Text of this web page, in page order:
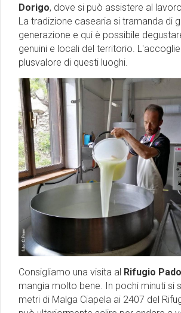
Dorigo, dove si può assistere al
La tradizione casearia si tramanda di
generazione e qui è possibile
genuini e locali del territorio.
plusvalore di questi luoghi.
Consigliamo una visita al Rifugio
mangia molto bene. In pochi minuti si
metri di Malga Ciapela ai 2407 del